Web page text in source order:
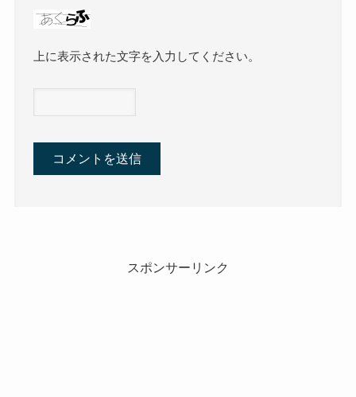
上に表示された文字を入力してください。
スポンサーリンク